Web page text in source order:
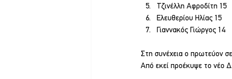
Τζινέλλη Αφροδίτη 15
Ελευθερίου Ηλίας 15
Γιαννακός Γιώργος 14
Στη συνέχεια ο πρωτεύον
Από εκεί προέκυψε το νέο